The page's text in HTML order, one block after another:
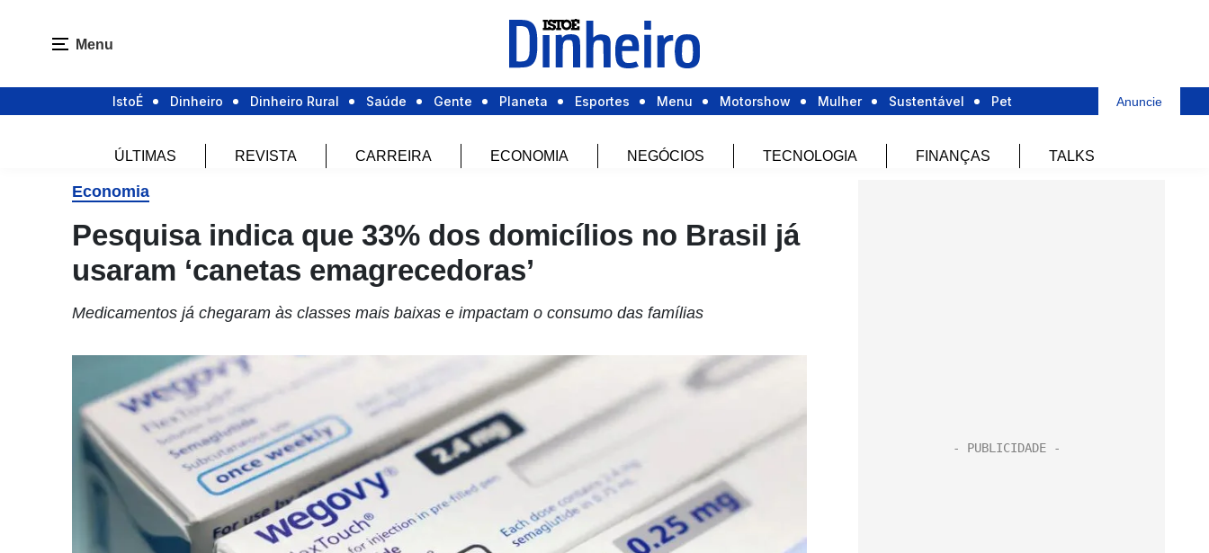
Menu
IstoÉ Dinheiro Dinheiro Rural Saúde Gente Planeta Esportes Menu Motorshow Mulher Sustentável Pet Anuncie
ÚLTIMAS REVISTA CARREIRA ECONOMIA NEGÓCIOS TECNOLOGIA FINANÇAS TALKS
Economia
Pesquisa indica que 33% dos domicílios no Brasil já
usaram ‘canetas emagrecedoras’
Medicamentos já chegaram às classes mais baixas e impactam o consumo das famílias